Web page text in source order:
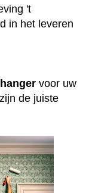
't
in het leveren
voor uw
de juiste